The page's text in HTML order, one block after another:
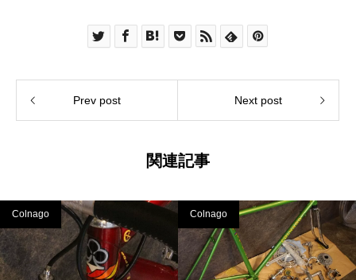
Prev post Next post
関連記事
Colnago Colnago